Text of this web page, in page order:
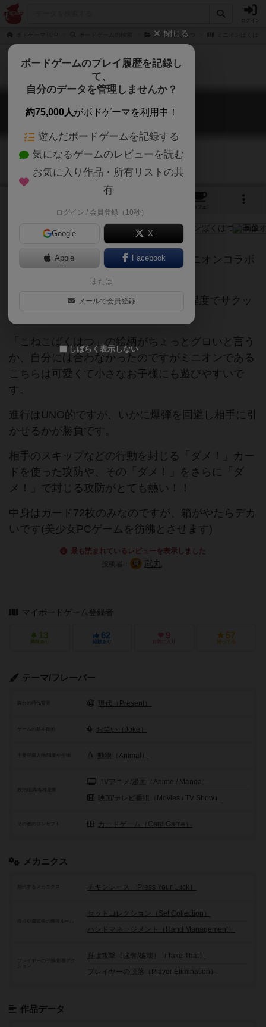
こねこばくはつ
ミニオンばくはつ
Exploding Minions
カフェ
カードゲーム「こねこばくはつ」のミニオンコラボ
2〜5人向け、1プレイ10分かからない程度でサクッ
と遊べます。
「こねこばくはつ」の絵柄がちょっとグロいと言う
か、自分には合わなかったのですがミニオンである
こちらは可愛くて小さなお子様にも遊びやすいで
す。
進行はUNO的ですが、いかに爆弾を回避し相手に引
かせるかが勝負です。
相手のスキップなどの行動を封じる「ダメ！」カー
ドを使った攻防や、その「ダメ！」をさらに「ダ
メ！」で封じる攻防がとても熱い！！
中身はカード72枚のみなのですが、箱がやたらデカ
いです(美少女PCゲームを彷彿とさせます)
最も読まれているレビューを表示しました
投稿者：
武丸
マイボードゲーム登録者
13
興味あり
62
経験あり
9
お気に入り
57
持ってる
テーマ/フレーバー
舞台の時代背景 現代（Present）
ゲームの基本目的 お笑い（Joke）
動物（Animal）
政治経済/各種産業
TVアニメ/漫画（Anime / Manga）
映画/テレビ番組（Movies / TV Show）
その他のコンセプト カードゲーム（Card Game）
メカニクス
頻出するメカニクス チキンレース（Press Your Luck）
セットコレクション（Set Collection）
ハンドマネージメント（Hand Management）
プレイヤーの干渉/影響アク
直接攻撃（強奪/破壊）（Take That）
プレイヤーの脱落（Player Elimination）
作品データ
閉じる
ボードゲームのプレイ履歴を記録し
て、
自分のデータを管理しませんか？
約75,000人がボドゲーマを利用中！
遊んだボードゲームを記録する
気になるゲームのレビューを読む
お気に入り作品・所有リストの共
有
ログイン / 会員登録（10秒）
Google X
Apple Facebook
または
メールで会員登録
しばらく表示しない